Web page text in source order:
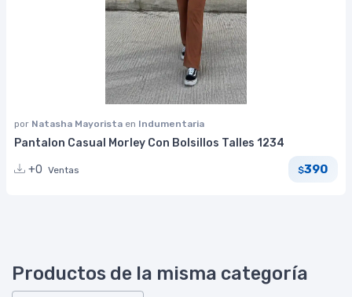
por Natasha Mayorista en Indumentaria
Pantalon Casual Morley Con Bolsillos Talles 1234
+0 Ventas $390
Productos de la misma categoría